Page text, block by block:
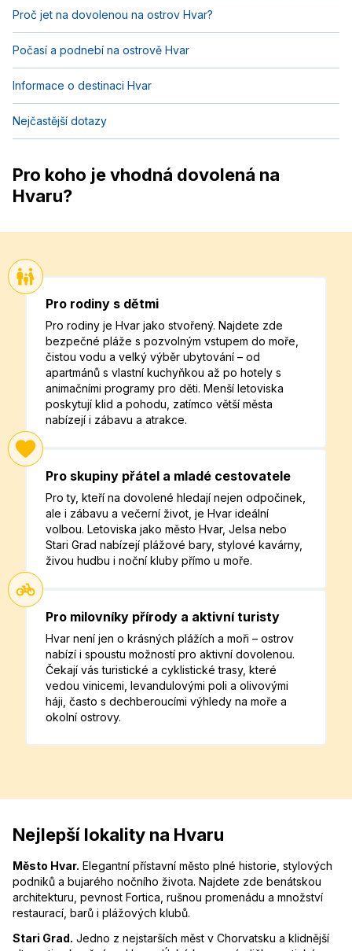
Proč jet na dovolenou na ostrov Hvar?
Počasí a podnebí na ostrově Hvar
Informace o destinaci Hvar
Nejčastější dotazy
Pro koho je vhodná dovolená na
Hvaru?
Pro rodiny s dětmi
Pro rodiny je Hvar jako stvořený. Najdete zde
bezpečné pláže s pozvolným vstupem do moře,
čistou vodu a velký výběr ubytování – od
apartmánů s vlastní kuchyňkou až po hotely s
animačními programy pro děti. Menší letoviska
poskytují klid a pohodu, zatímco větší města
nabízejí i zábavu a atrakce.
Pro skupiny přátel a mladé cestovatele
Pro ty, kteří na dovolené hledají nejen odpočinek,
ale i zábavu a večerní život, je Hvar ideální
volbou. Letoviska jako město Hvar, Jelsa nebo
Stari Grad nabízejí plážové bary, stylové kavárny,
živou hudbu i noční kluby přímo u moře.
Pro milovníky přírody a aktivní turisty
Hvar není jen o krásných plážích a moři – ostrov
nabízí i spoustu možností pro aktivní dovolenou.
Čekají vás turistické a cyklistické trasy, které
vedou vinicemi, levandulovými poli a olivovými
háji, často s dechberoucími výhledy na moře a
okolní ostrovy.
Nejlepší lokality na Hvaru
Město Hvar. Elegantní přístavní město plné historie, stylových
podniků a bujarého nočního života. Najdete zde benátskou
architekturu, pevnost Fortica, rušnou promenádu a množství
restaurací, barů i plážových klubů.
Stari Grad. Jedno z nejstarších měst v Chorvatsku a klidnější